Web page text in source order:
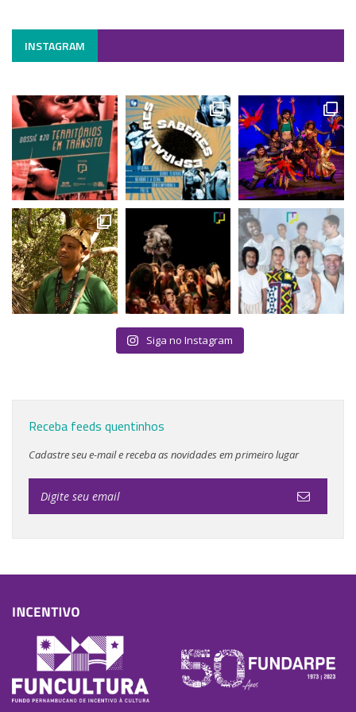
INSTAGRAM
Siga no Instagram
Receba feeds quentinhos
Cadastre seu e-mail e receba as novidades em primeiro lugar